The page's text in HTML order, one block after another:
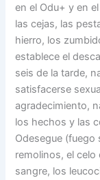
en el Odu+ y en
las cejas, las
hierro, los
establece el
seis de la tarde,
satisfacerse
agradecimiento,
los hechos y las
Odesegue (fuego
remolinos, el
sangre, los